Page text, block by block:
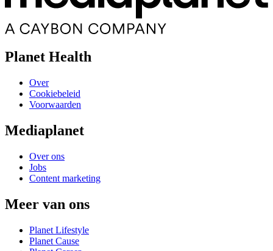
Planet Health
Over
Cookiebeleid
Voorwaarden
Mediaplanet
Over ons
Jobs
Content marketing
Meer van ons
Planet Lifestyle
Planet Cause